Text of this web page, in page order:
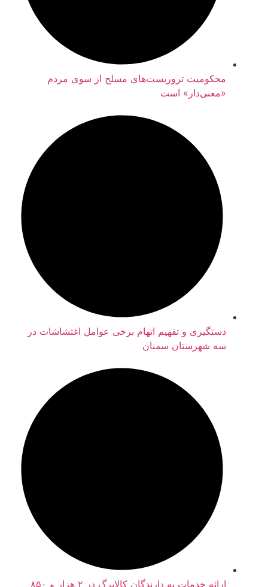
محکومیت تروریست‌های مسلح از سوی مردم
«معنی‌دار» است
دستگیری و تفهیم اتهام برخی عوامل اغتشاشات در
سه شهرستان سمنان
ارائه خدمات به دارندگان کالابرگ در ۲ هزار و ۸۵۰